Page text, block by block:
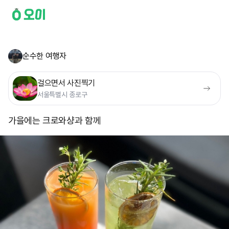
순수한 여행자
걸으면서 사진찍기
서울특별시 종로구
가을에는 크로와샹과 함께